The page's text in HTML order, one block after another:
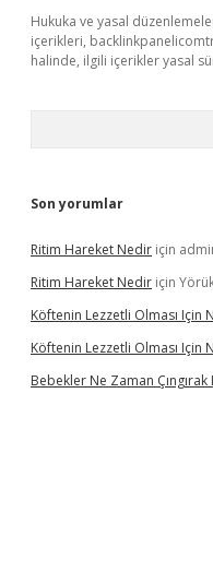
Hukuka ve yasal
içerikleri,
halinde, ilgili içerikler yasal
Son yorumlar
Ritim Hareket Nedir için
Ritim Hareket Nedir için
Köftenin Lezzetli Olması Için
Köftenin Lezzetli Olması Için
Bebekler Ne Zaman Çıngırak